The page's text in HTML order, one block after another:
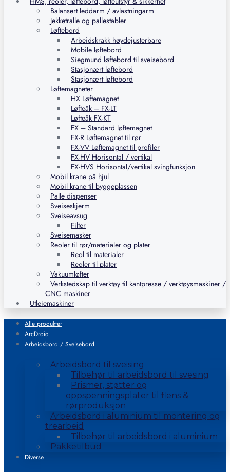
Balansert leddarm / avlastningarm
Jekketralle og pallestabler
Løftebord
Arbeidskrakk høydejusterbare
Mobile løftebord
Siegmund løftebord til sveisebord
Stasjonært løftebord
Stasjonært løftebord
Løftemagneter
HX Løftemagnet
Løfteåk – FX-LT
Løfteåk FX-KT
FX – Standard løftemagnet
FX-R Løftemagnet til rør
FX-VV Løftemagnet til profiler
FX-HV Horisontal / vertikal
FX-HVS Horisontal/vertikal svingfunksjon
Mobil krane på hjul
Mobil krane til byggeplassen
Palle dispenser
Sveiseskjerm
Sveiseavsug
Filter
Sveisemasker
Reoler til rør/materialer og plater
Reol til materialer
Reoler til plater
Vakuumløfter
Verkstedskap til verktøy til kantpresse / verktøysmaskiner /
CNC maskiner
Utleiemaskiner
Alle produkter
ArcDroid
Arbeidsbord / Sveisebord
Arbeidsbord til sveising
Tilbehør til arbeidsbord til svesing
Prismer, støtter og
oppspenningsplater til flens &
rørproduksjon
Arbeidsbord i aluminium til montering og
trearbeid
Tilbehør til arbeidsbord i aluminium
Pakketilbud
Diverse